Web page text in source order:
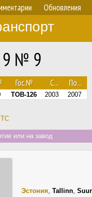
Обновления
9 № 9
Гос.№ С... По...
TOB-126 2003 2007
ТС
или на завод
Эстония, Tallinn,